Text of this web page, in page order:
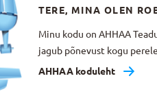
TERE, MINA OLEN
Minu kodu on AHHAA
jagub põnevust kogu
AHHAA koduleht